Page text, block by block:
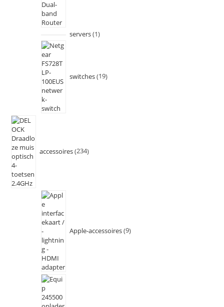
servers 1
switches 19
accessoires 234
Apple-accessoires 9